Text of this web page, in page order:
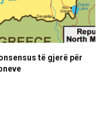
të gjerë për